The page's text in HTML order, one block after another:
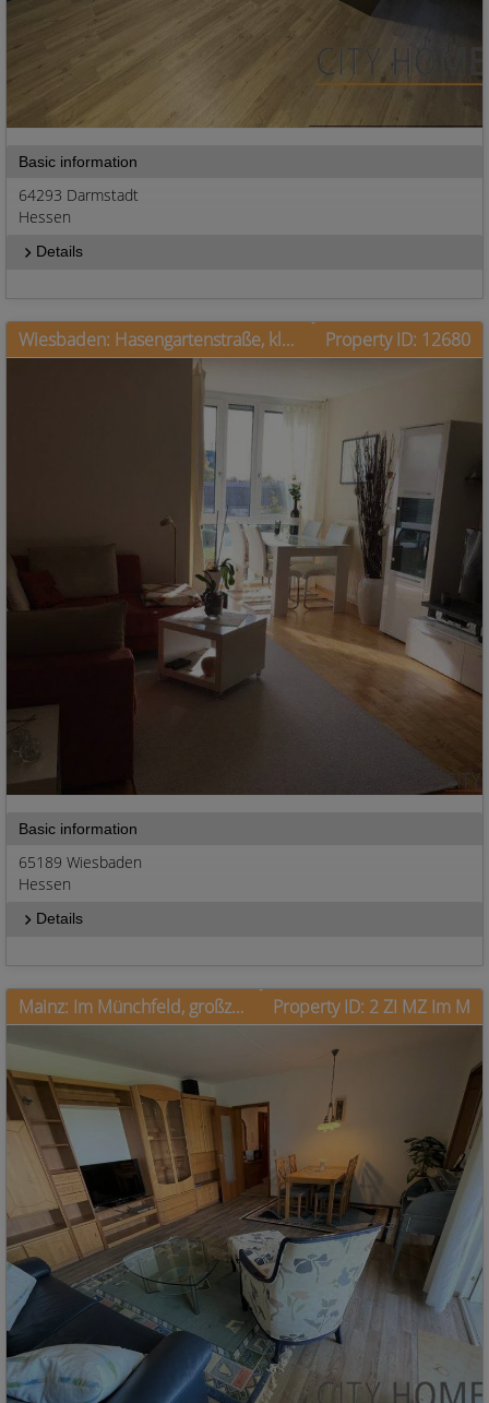
Basic information
64293 Darmstadt
Hessen
Details
Wiesbaden: Hasengartenstraße, klasse Wohnung mit Balkon Property ID: 12680
Basic information
65189 Wiesbaden
Hessen
Details
Mainz: Im Münchfeld, großzügige Wohnung mit Balkon Property ID: 2 ZI MZ Im M